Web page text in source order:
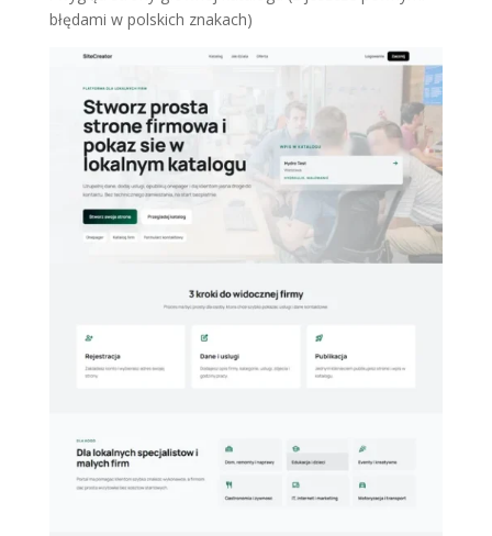
błędami w polskich znakach)